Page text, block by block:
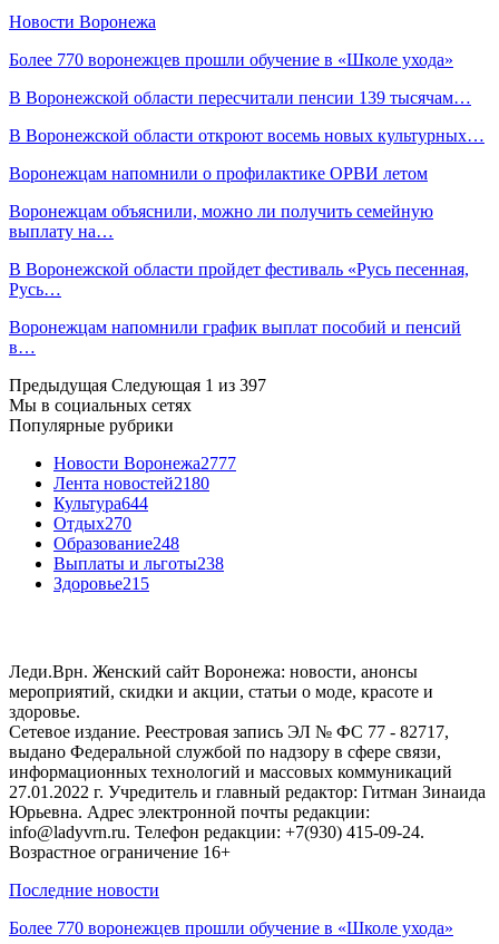
Новости Воронежа
Более 770 воронежцев прошли обучение в «Школе ухода»
В Воронежской области пересчитали пенсии 139 тысячам…
В Воронежской области откроют восемь новых культурных…
Воронежцам напомнили о профилактике ОРВИ летом
Воронежцам объяснили, можно ли получить семейную
выплату на…
В Воронежской области пройдет фестиваль «Русь песенная,
Русь…
Воронежцам напомнили график выплат пособий и пенсий
в…
Предыдущая Следующая 1 из 397
Мы в социальных сетях
Популярные рубрики
Новости Воронежа2777
Лента новостей2180
Культура644
Отдых270
Образование248
Выплаты и льготы238
Здоровье215
Леди.Врн. Женский сайт Воронежа: новости, анонсы
мероприятий, скидки и акции, статьи о моде, красоте и
здоровье.
Сетевое издание. Реестровая запись ЭЛ № ФС 77 - 82717,
выдано Федеральной службой по надзору в сфере связи,
информационных технологий и массовых коммуникаций
27.01.2022 г. Учредитель и главный редактор: Гитман Зинаида
Юрьевна. Адрес электронной почты редакции:
info@ladyvrn.ru. Телефон редакции: +7(930) 415-09-24.
Возрастное ограничение 16+
Последние новости
Более 770 воронежцев прошли обучение в «Школе ухода»